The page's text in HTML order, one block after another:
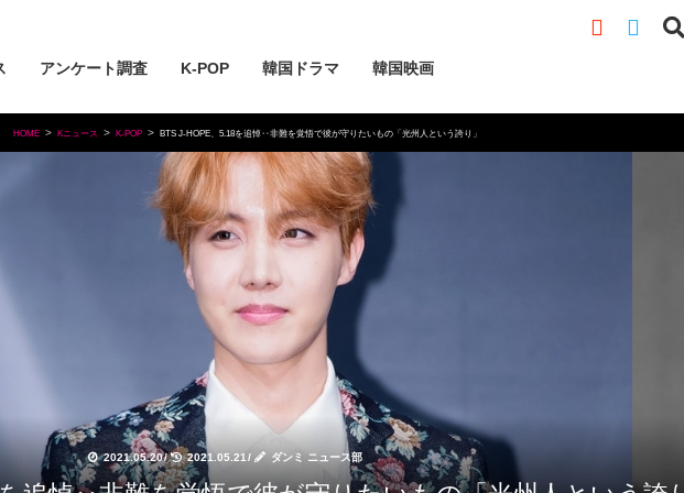
アンケート調査 K-POP 韓国ドラマ 韓国映画
HOME Kニュース K-POP BTS J-HOPE、5.18を追悼‥非難を覚悟で彼が守りたいもの「光州人という誇り」
2021.05.20/ 2021.05.21 / ダンミ ニュース部